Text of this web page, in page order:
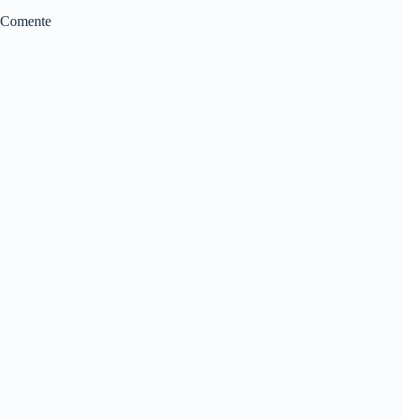
Comente